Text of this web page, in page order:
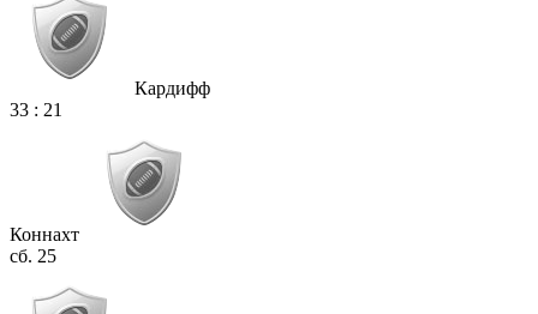
Кардифф
33 : 21
Коннахт
сб. 25